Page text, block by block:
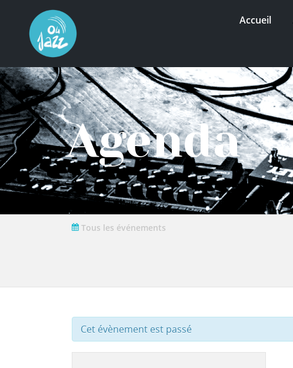
Accueil
Agenda
Tous les événements
Cet évènement est passé